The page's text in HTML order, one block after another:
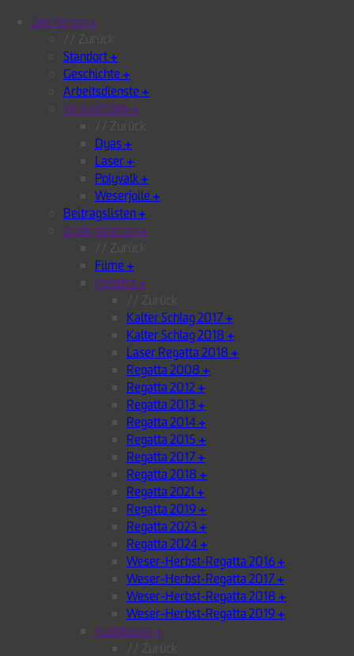
Der Verein+
Standort+
Geschichte+
Arbeitsdienste+
Vereinsflotte +
Dyas+
Laser+
Polyvalk+
Weserjolle+
Beitragslisten+
Bildergalerien+
Filme+
Regatta +
Kalter Schlag 2017+
Kalter Schlag 2018 +
Laser Regatta 2018 +
Regatta 2008 +
Regatta 2012+
Regatta 2013+
Regatta 2014+
Regatta 2015 +
Regatta 2017+
Regatta 2018 +
Regatta 2021 +
Regatta 2019+
Regatta 2023+
Regatta 2024+
Weser-Herbst-Regatta 2016+
Weser-Herbst-Regatta 2017+
Weser-Herbst-Regatta 2018 +
Weser-Herbst-Regatta 2019+
Ausbildung+